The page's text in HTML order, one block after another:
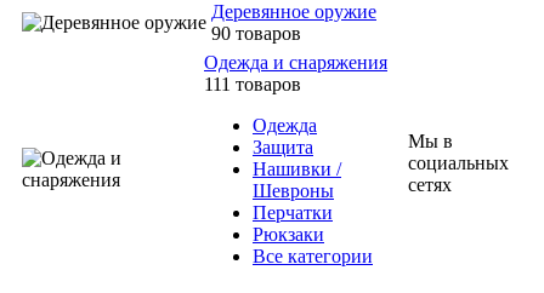
Деревянное оружие
90 товаров
Одежда и снаряжения
111 товаров
Одежда
Защита
Нашивки /
Шевроны
Перчатки
Рюкзаки
Все категории
Мы в
социальных
сетях